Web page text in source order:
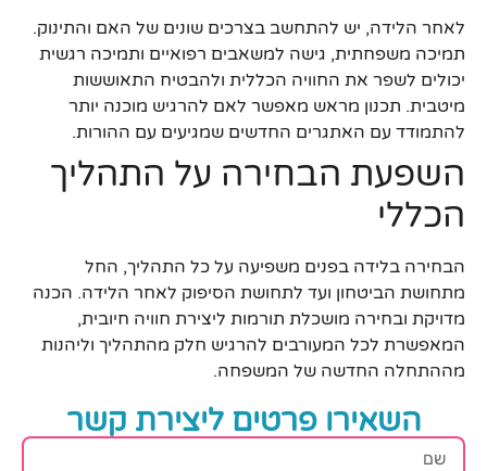
לאחר הלידה, יש להתחשב בצרכים שונים של האם והתינוק.
תמיכה משפחתית, גישה למשאבים רפואיים ותמיכה רגשית
יכולים לשפר את החוויה הכללית ולהבטיח התאוששות
מיטבית. תכנון מראש מאפשר לאם להרגיש מוכנה יותר
להתמודד עם האתגרים החדשים שמגיעים עם ההורות.
השפעת הבחירה על התהליך
הכללי
הבחירה בלידה בפנים משפיעה על כל התהליך, החל
מתחושת הביטחון ועד לתחושת הסיפוק לאחר הלידה. הכנה
מדויקת ובחירה מושכלת תורמות ליצירת חוויה חיובית,
המאפשרת לכל המעורבים להרגיש חלק מהתהליך וליהנות
מההתחלה החדשה של המשפחה.
השאירו פרטים ליצירת קשר